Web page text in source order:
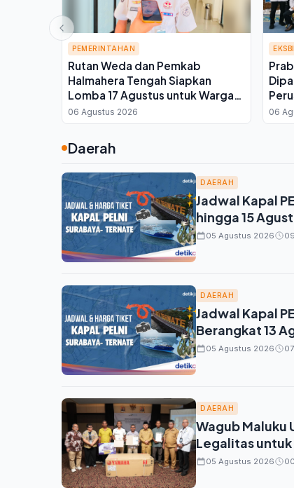
PEMERINTAHAN
Rutan Weda dan Pemkab
Halmahera Tengah Siapkan
Lomba 17 Agustus untuk Warga
Binaan, Ini Kata Plh Kepala Rutan
06 Agustus 2026 06
Daerah
DAERAH
Jadwal Kapal
hingga 15
05 Agustus 2026
DAERAH
Jadwal Kapal
Berangkat 13
05 Agustus 2026
DAERAH
Wagub Maluku
Legalitas untuk
05 Agustus 2026